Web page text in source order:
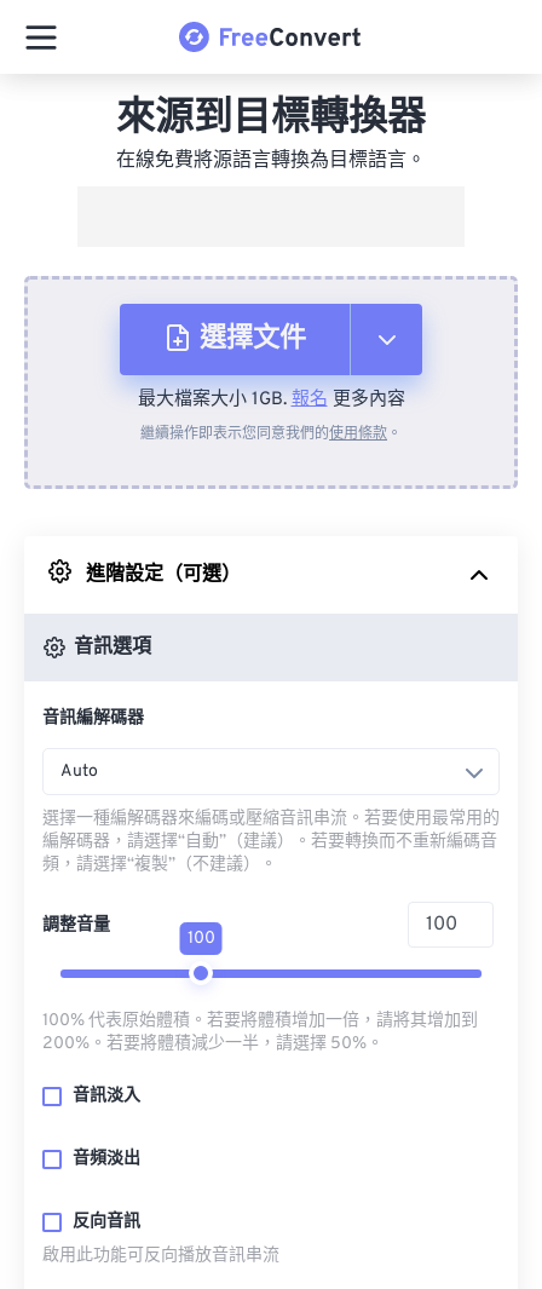
來源到目標轉換器
在線免費將源語言轉換為目標語言。
選擇文件
來自裝置
來自 Google 雲端硬碟
最大檔案大小 1GB.報名更多內容
繼續操作即表示您同意我們的使用條款 。
進階設定（可選）
音訊選項
音訊編解碼器
Auto
選擇一種編解碼器來編碼或壓縮音訊串流。若要使用最常用的
編解碼器，請選擇“自動”（建議）。若要轉換而不重新編碼音
頻，請選擇“複製”（不建議）。
調整音量
100
100% 代表原始體積。若要將體積增加一倍，請將其增加到
200%。若要將體積減少一半，請選擇 50%。
音訊淡入
音頻淡出
反向音訊
啟用此功能可反向播放音訊串流